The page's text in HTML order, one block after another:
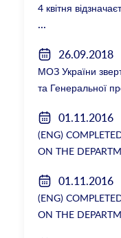
4 квітня
26.09.2018
МОЗ України
та Генеральної
ректорки НМУ
01.11.2016
(ENG)
ON THE
01.11.2016
(ENG)
ON THE